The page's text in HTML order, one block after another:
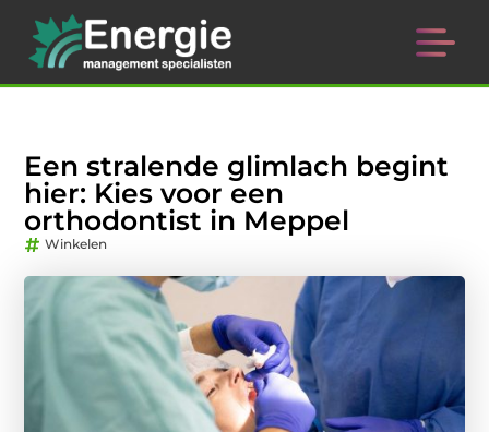
Een stralende glimlach begint
hier: Kies voor een
orthodontist in Meppel
Winkelen